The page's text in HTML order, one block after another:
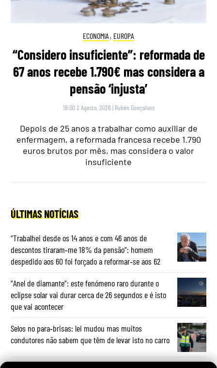
ECONOMIA , EUROPA
“Considero insuficiente”: reformada de
67 anos recebe 1.790€ mas considera a
pensão ‘injusta’
18:00 2 Agosto, 2026 | Rubén Gonçalves
Depois de 25 anos a trabalhar como auxiliar de
enfermagem, a reformada francesa recebe 1.790
euros brutos por mês, mas considera o valor
insuficiente
ÚLTIMAS NOTÍCIAS
“Trabalhei desde os 14 anos e com 46 anos de
descontos tiraram‑me 18% da pensão”: homem
despedido aos 60 foi forçado a reformar‑se aos 62
“Anel de diamante”: este fenómeno raro durante o
eclipse solar vai durar cerca de 26 segundos e é isto
que vai acontecer
Selos no para‑brisas: lei mudou mas muitos
condutores não sabem que têm de levar isto no carro